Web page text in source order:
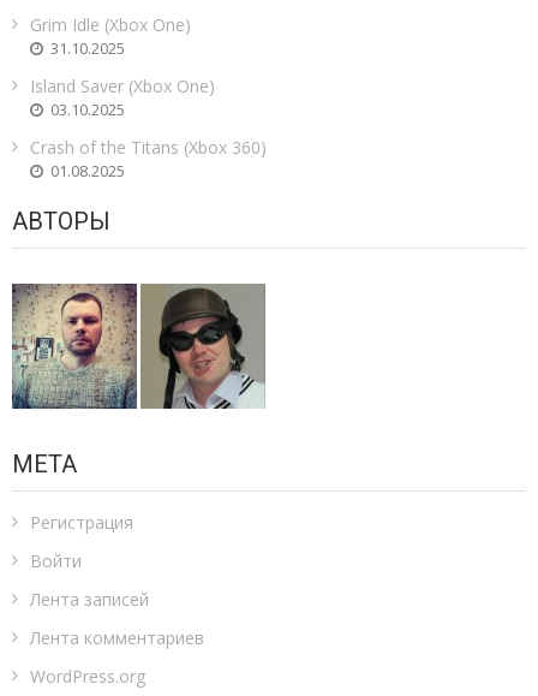
Grim Idle (Xbox One)
31.10.2025
Island Saver (Xbox One)
03.10.2025
Crash of the Titans (Xbox 360)
01.08.2025
АВТОРЫ
МЕТА
Регистрация
Войти
Лента записей
Лента комментариев
WordPress.org